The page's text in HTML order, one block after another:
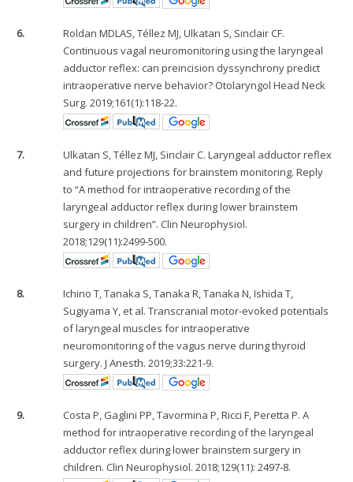
6.
Roldan MDLAS, Téllez MJ, Ulkatan S, Sinclair CF.
Continuous vagal neuromonitoring using the laryngeal
adductor reflex: can preincision dyssynchrony predict
intraoperative nerve behavior? Otolaryngol Head Neck
Surg. 2019;161(1):118-22.
7.
Ulkatan S, Téllez MJ, Sinclair C. Laryngeal adductor reflex
and future projections for brainstem monitoring. Reply
to “A method for intraoperative recording of the
laryngeal adductor reflex during lower brainstem
surgery in children”. Clin Neurophysiol.
2018;129(11):2499-500.
8.
Ichino T, Tanaka S, Tanaka R, Tanaka N, Ishida T,
Sugiyama Y, et al. Transcranial motor-evoked potentials
of laryngeal muscles for intraoperative
neuromonitoring of the vagus nerve during thyroid
surgery. J Anesth. 2019;33:221-9.
9.
Costa P, Gaglini PP, Tavormina P, Ricci F, Peretta P. A
method for intraoperative recording of the laryngeal
adductor reflex during lower brainstem surgery in
children. Clin Neurophysiol. 2018;129(11): 2497-8.